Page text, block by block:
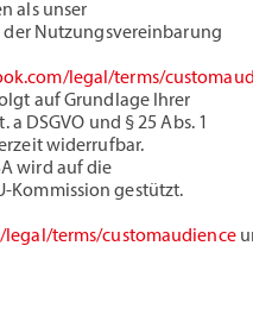
als unser
Nutzungsvereinbarung
legal/terms/
auf Grundlage Ihrer
DSGVO und § 25 Abs. 1
widerrufbar.
wird auf die
Kommission gestützt.
terms/customaudience